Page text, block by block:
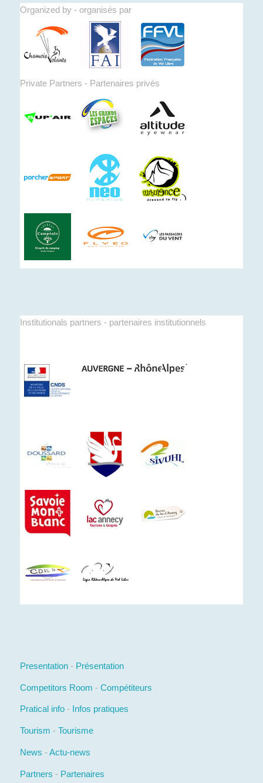
Organized by - organisés par
Private Partners - Partenaires privés
Institutionals partners - partenaires institutionnels
Presentation- Présentation
Competitors Room - Compétiteurs
Pratical info- Infos pratiques
Tourism - Tourisme
News -Actu-news
Partners - Partenaires